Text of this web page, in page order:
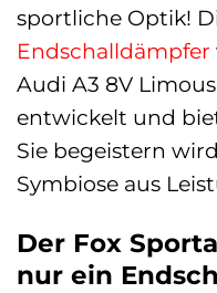
sportliche Optik!
Endschalldämpfer
Audi A3 8V
entwickelt und
Sie begeistern
Symbiose aus
Der Fox
nur ein